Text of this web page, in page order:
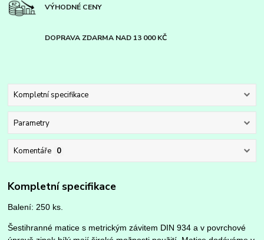
VÝHODNÉ CENY
DOPRAVA ZDARMA NAD 13 000 KČ
Kompletní specifikace
Parametry
Komentáře 0
Kompletní specifikace
Balení: 250 ks.
Šestihranné matice s metrickým závitem DIN 934 a v povrchové